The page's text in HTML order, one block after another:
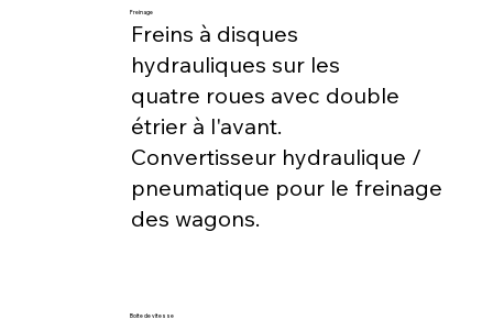
Freinage
Freins à disques
hydrauliques sur les
quatre roues avec double
étrier à l'avant.
Convertisseur hydraulique /
pneumatique pour le freinage
des wagons.
Boite de vitesse